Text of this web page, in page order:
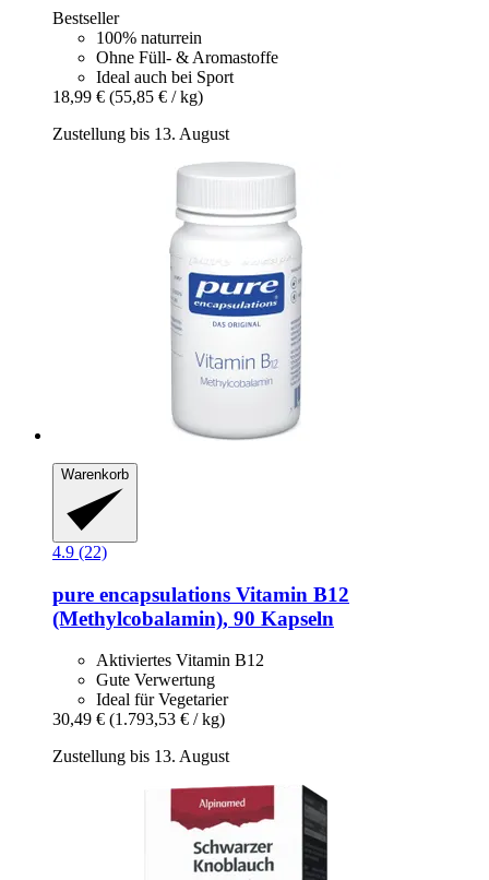
Bestseller
100% naturrein
Ohne Füll- & Aromastoffe
Ideal auch bei Sport
18,99 € (55,85 € / kg)
Zustellung bis 13. August
Warenkorb
4.9 (22)
pure encapsulations Vitamin B12
(Methylcobalamin), 90 Kapseln
Aktiviertes Vitamin B12
Gute Verwertung
Ideal für Vegetarier
30,49 € (1.793,53 € / kg)
Zustellung bis 13. August